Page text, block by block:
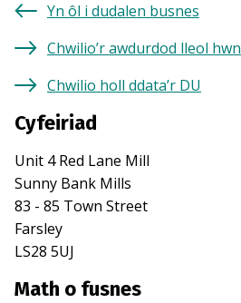
Yn ôl i dudalen busnes
Chwilio’r awdurdod lleol hwn
Chwilio holl ddata’r DU
Cyfeiriad
Unit 4 Red Lane Mill
Sunny Bank Mills
83 - 85 Town Street
Farsley
LS28 5UJ
Math o fusnes